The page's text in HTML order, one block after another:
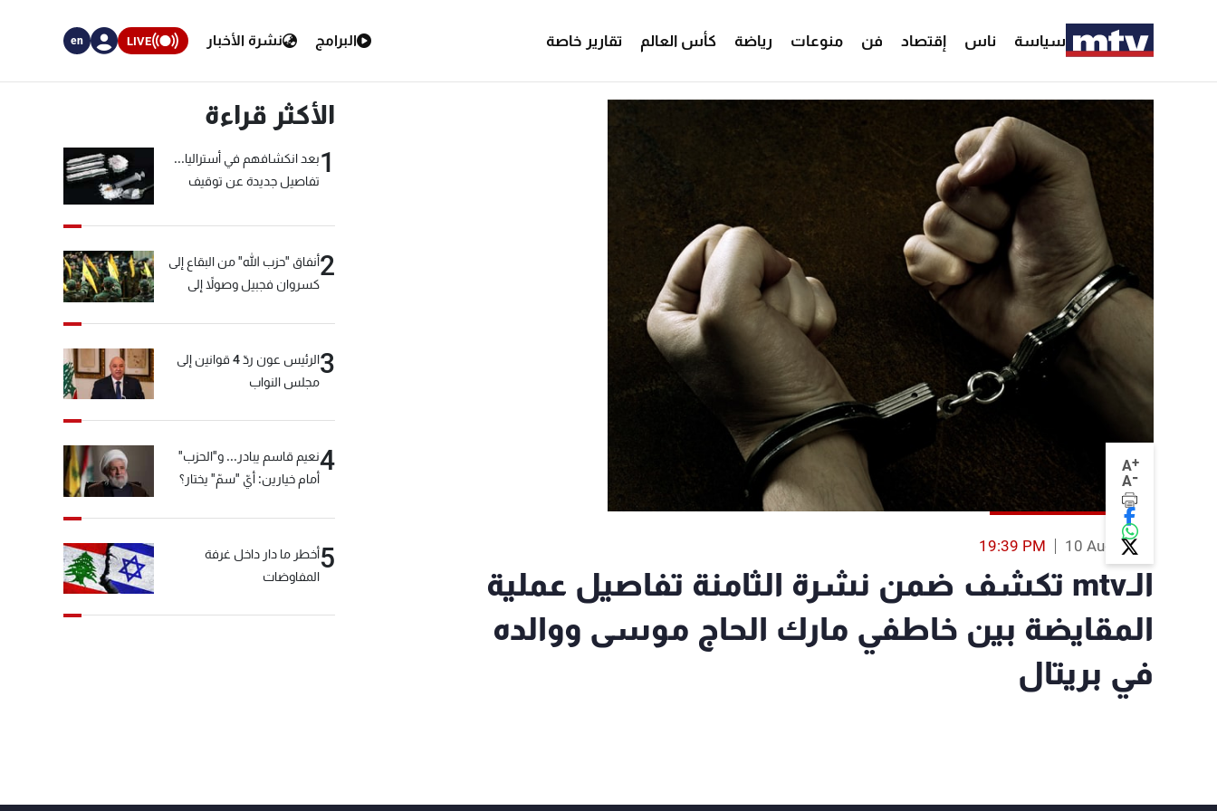
سياسة ناس إقتصاد فن منوعات رياضة كأس العالم تقارير خاصة البرامج نشرة الأخبار LIVE
en
A+
A-
10 Aug 2015
19:39 PM
الـmtv تكشف ضمن نشرة الثامنة تفاصيل عملية
المقايضة بين خاطفي مارك الحاج موسى ووالده
في بريتال
الأكثر قراءة
1بعد انكشافهم في أستراليا...
تفاصيل جديدة عن توقيف
2أنفاق "حزب الله" من البقاع إلى
كسروان فجبيل وصولاً إلى
3
الرئيس عون ردّ 4 قوانين إلى
مجلس النواب
4نعيم قاسم يبادر... و"الحزب"
أمام خيارين: أيّ "سمّ" يختار؟
5أخطر ما دار داخل غرفة
المفاوضات